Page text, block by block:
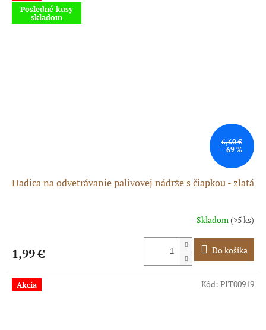
Posledné kusy
skladom
6,60 €
–69 %
Hadica na odvetrávanie palivovej nádrže s čiapkou - zlatá
Skladom(>5 ks)
1,99 € Do košíka
Akcia Kód: PIT00919